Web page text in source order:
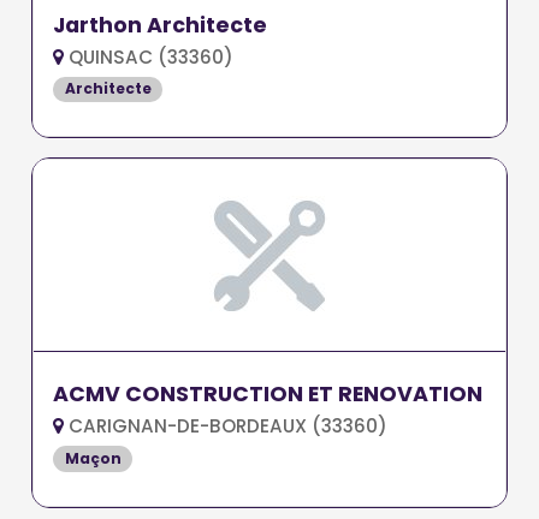
Jarthon Architecte
QUINSAC (33360)
Architecte
ACMV CONSTRUCTION ET RENOVATION
CARIGNAN-DE-BORDEAUX (33360)
Maçon